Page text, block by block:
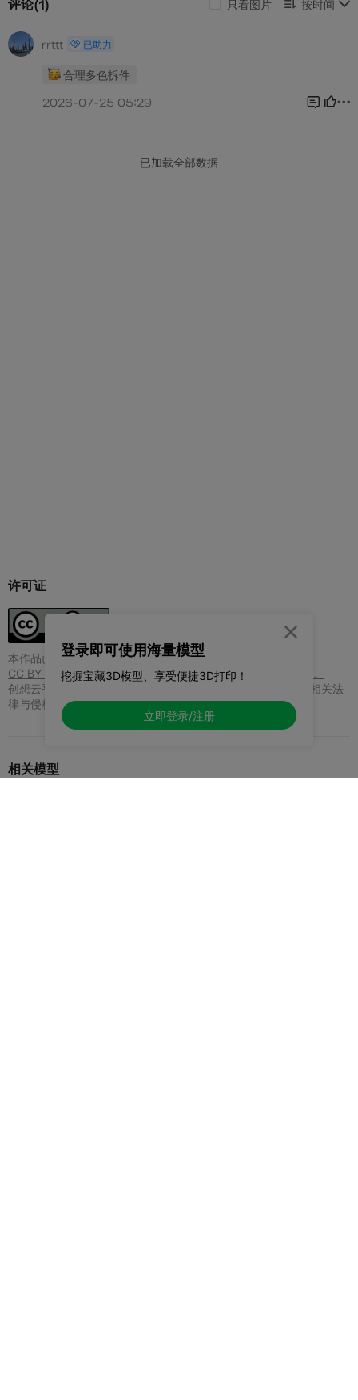
许可证
本作品已获得知识许可协议（Copyright License 4.0）
CC BY 标明原创为创作者，使用者可以随意使用创作者的作品。
创想云平台模型均由社区广大爱好者分享，如果您发现有违反相关法
律与侵权的行为，请及时联系我们。
相关模型
登录即可使用海量模型
挖掘宝藏3D模型、享受便捷3D打印！
立即登录/注册
